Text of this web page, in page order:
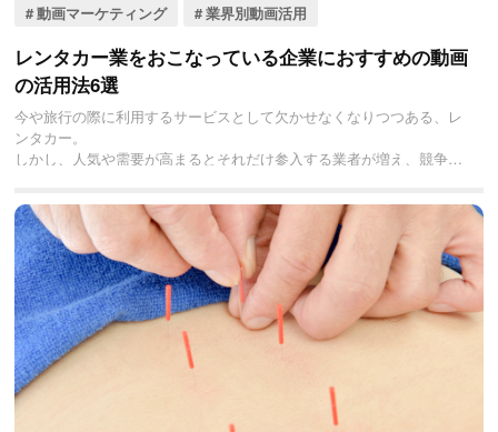
動画マーケティング
業界別動画活用
レンタカー業をおこなっている企業におすすめの動画
の活用法6選
今や旅行の際に利用するサービスとして欠かせなくなりつつある、レ
ンタカー。
しかし、人気や需要が高まるとそれだけ参入する業者が増え、競争が
そこで事業のPRにぜひ取り入れてほしいのが、「動画」です。
今回は、レンタカー業を営んでいる企業が取り入れるべき動画の活用
法について紹介していきます。